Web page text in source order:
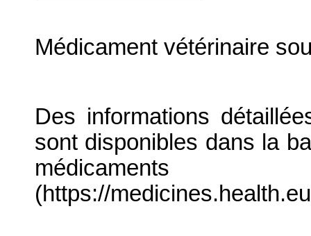
Médicament vétérinaire
Des informations
sont disponibles dans la
médicaments
(https://